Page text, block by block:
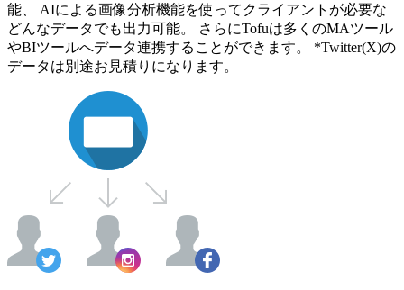
能、 AIによる画像分析機能を使ってクライアントが必要な
どんなデータでも出力可能。 さらにTofuは多くのMAツール
やBIツールへデータ連携することができます。 *Twitter(X)の
データは別途お見積りになります。